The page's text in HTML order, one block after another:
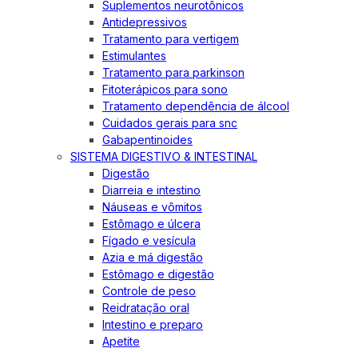
Suplementos neurotônicos
Antidepressivos
Tratamento para vertigem
Estimulantes
Tratamento para parkinson
Fitoterápicos para sono
Tratamento dependência de álcool
Cuidados gerais para snc
Gabapentinoides
SISTEMA DIGESTIVO & INTESTINAL
Digestão
Diarreia e intestino
Náuseas e vômitos
Estômago e úlcera
Fígado e vesícula
Azia e má digestão
Estômago e digestão
Controle de peso
Reidratação oral
Intestino e preparo
Apetite